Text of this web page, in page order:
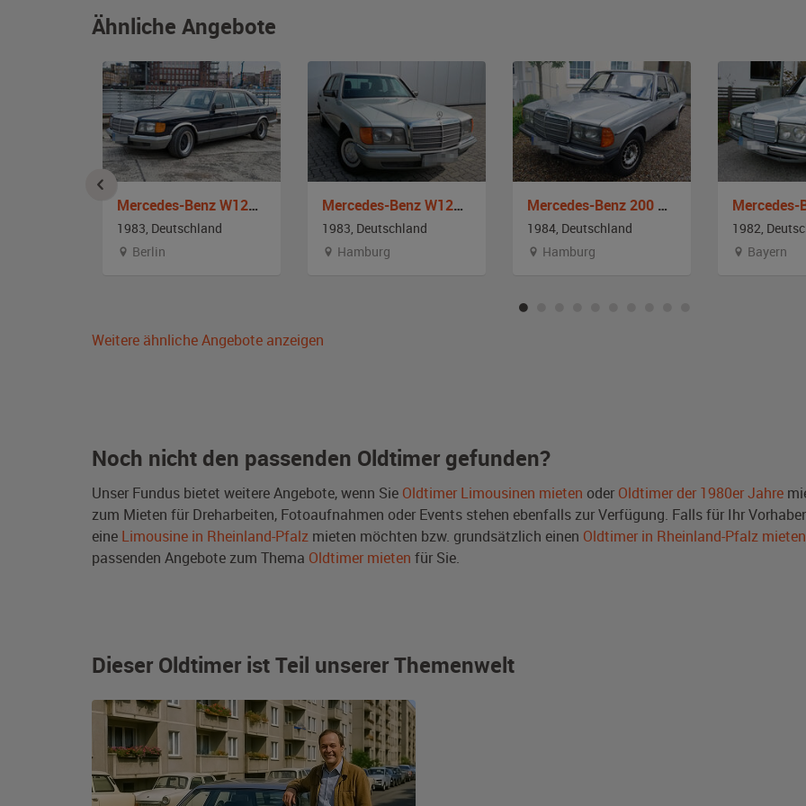
Ähnliche Angebote
Mercedes-Benz W126 380 SEL
1983, Deutschland
Berlin
Mercedes-Benz W126 300 SD Turbodiesel
1983, Deutschland
Hamburg
Mercedes-Benz 200 W123
1984, Deutschland
Hamburg
1982,
Bayern
Weitere ähnliche Angebote anzeigen
Noch nicht den passenden Oldtimer gefunden?
Unser Fundus bietet weitere Angebote, wenn Sie Oldtimer Limousinen mieten oder Oldtimer der 1980er Jahre
zum Mieten für Dreharbeiten, Fotoaufnahmen oder Events stehen ebenfalls zur Verfügung. Falls für Ihr
eine Limousine in Rheinland-Pfalz mieten möchten bzw. grundsätzlich einen Oldtimer in Rheinland-Pfalz mieten
passenden Angebote zum Thema Oldtimer mieten für Sie.
Dieser Oldtimer ist Teil unserer Themenwelt